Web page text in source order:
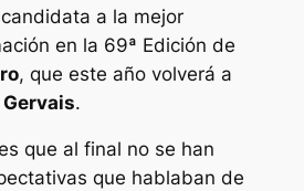
a la mejor
en la 69ª Edición de
, que este año volverá a
.
que al final no se han
que hablaban de